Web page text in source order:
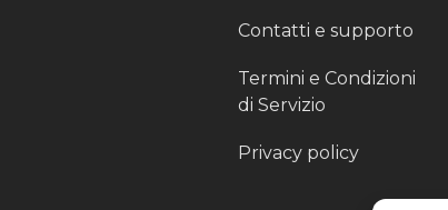
Contatti e supporto
Termini e Condizioni
di Servizio
Privacy policy